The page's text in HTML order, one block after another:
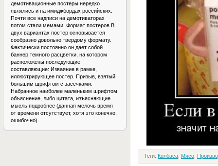
Теги: Колбаса Мясо
демотивационные постеры нередко
являлись и на имиджбордах российских.
Почти все надписи на демотиваторах
потом стали мемами. Формат постеров В
двух вариантах постер основывается
сообразно довольно твердому формату.
Фактически постоянно он дает собой
баннер темного расцветки, на котором
расположены последующие
составляющие: Изваяние в рамке,
иллюстрирующее постер. Призыв, взятый
большим шрифтом с засечками.
Набранное наиболее маленьким шрифтом
объяснение, либо цитата, изъясняющие
мысль подробнее (данная мелочь время
от времени отсутствует, хотя это конечно,
ошибочно).